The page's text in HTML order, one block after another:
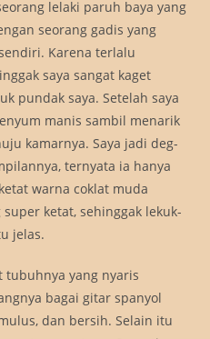
lelaki paruh baya yang
seorang gadis yang
Karena terlalu
saya sangat kaget
pundak saya. Setelah saya
manis sambil menarik
kamarnya. Saya jadi deg-
ternyata ia hanya
warna coklat muda
ketat, sehinggak lekuk-
jelas.
tubuhnya yang nyaris
bagai gitar spanyol
dan bersih. Selain itu